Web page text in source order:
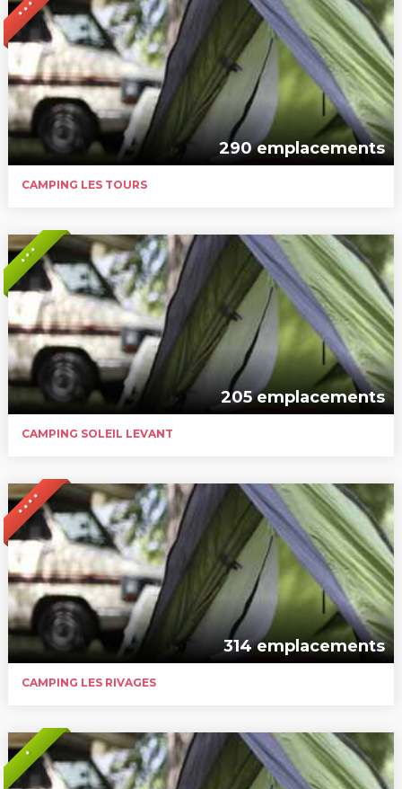
* * * *
290 emplacements
CAMPING LES TOURS
* * *
205 emplacements
CAMPING SOLEIL LEVANT
* * * *
314 emplacements
CAMPING LES RIVAGES
*